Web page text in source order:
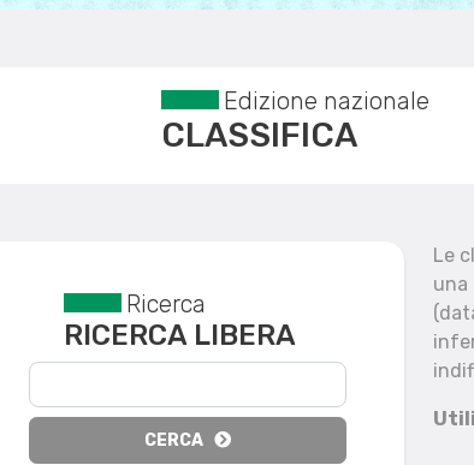
Edizione nazionale
CLASSIFICA
Reset filtri
Ricerca
RICERCA LIBERA
CERCA
Le
una